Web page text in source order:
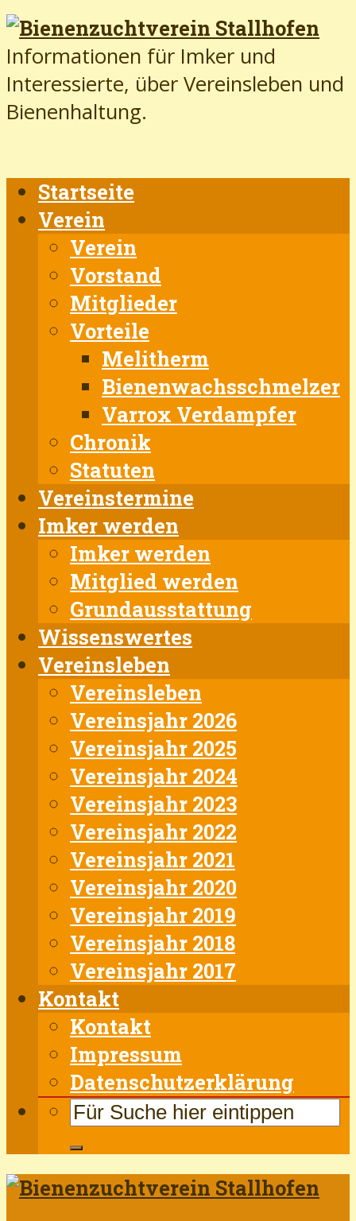
Informationen für Imker und
Interessierte, über Vereinsleben und
Bienenhaltung.
Startseite
Verein
Verein
Vorstand
Mitglieder
Vorteile
Melitherm
Bienenwachsschmelzer
Varrox Verdampfer
Chronik
Statuten
Vereinstermine
Imker werden
Imker werden
Mitglied werden
Grundausstattung
Wissenswertes
Vereinsleben
Vereinsleben
Vereinsjahr 2026
Vereinsjahr 2025
Vereinsjahr 2024
Vereinsjahr 2023
Vereinsjahr 2022
Vereinsjahr 2021
Vereinsjahr 2020
Vereinsjahr 2019
Vereinsjahr 2018
Vereinsjahr 2017
Kontakt
Kontakt
Impressum
Datenschutzerklärung